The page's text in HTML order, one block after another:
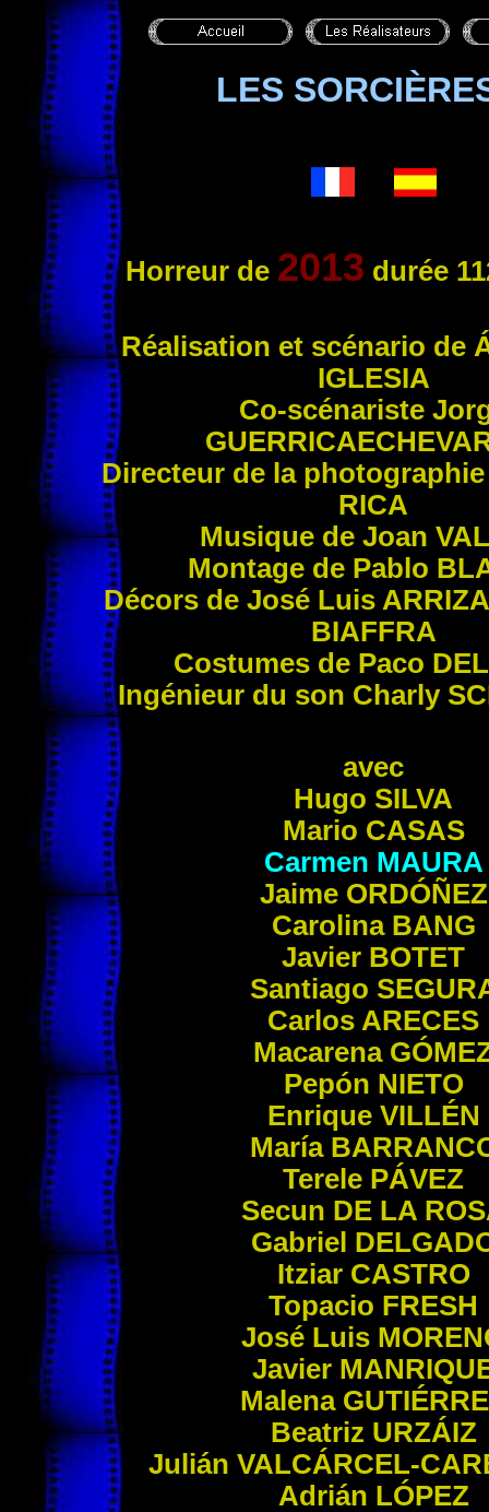
LES
Horreurde 2013 durée
Réalisation et scénario de
IGLESIA
Co-scénariste
Directeur de la
RICA
Musique de Joan
Montage de Pablo
Décors de José Luis
BIAFFRA
Costumes de Paco
Ingénieur du son Charly
avec
Hugo SILVA
Mario CASAS
Carmen MAURA
Jaime ORDÓÑEZ
Carolina BANG
Javier BOTET
Santiago
Carlos ARECES
Macarena
Pepón NIETO
Enrique VILLÉN
María
Terele PÁVEZ
Secun DE LA
Gabriel
Itziar CASTRO
Topacio FRESH
José Luis
Javier
Malena
Beatriz URZÁIZ
Julián VALCÁRCEL-
Adrián LÓPEZ